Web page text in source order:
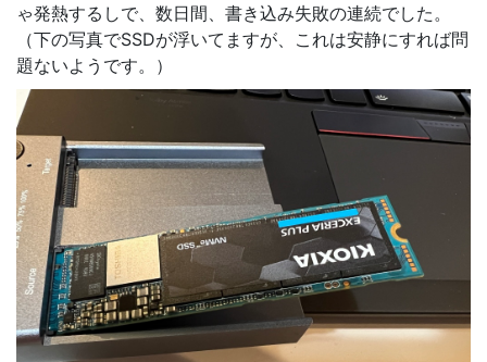
ゃ発熱するしで、数日間、書き込み失敗の連続でした。
（下の写真でSSDが浮いてますが、これは安静にすれば問
題ないようです。）